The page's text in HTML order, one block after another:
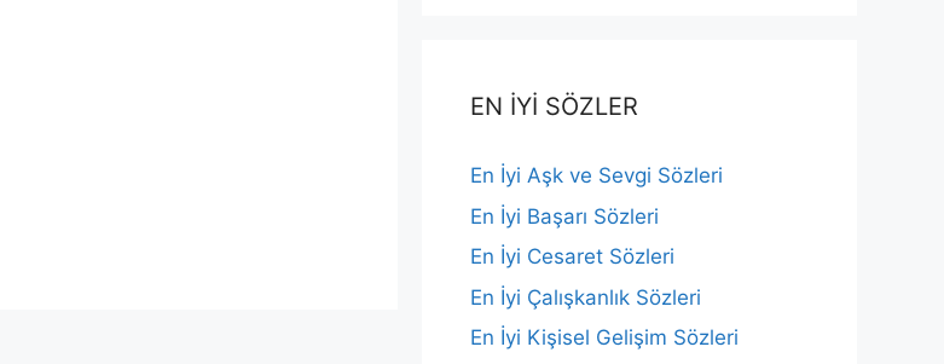
EN İYİ SÖZLER
En İyi Aşk ve Sevgi Sözleri
En İyi Başarı Sözleri
En İyi Cesaret Sözleri
En İyi Çalışkanlık Sözleri
En İyi Kişisel Gelişim Sözleri